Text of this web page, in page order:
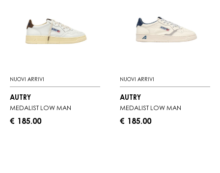
NUOVI ARRIVI
AUTRY
MEDALIST LOW MAN
€ 185.00
NUOVI ARRIVI
AUTRY
MEDALIST LOW MAN
€ 185.00